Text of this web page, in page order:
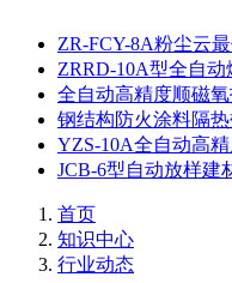
ZR-FCY-8A粉尘云
ZRRD-10A型全自动
全自动高精度顺磁
钢结构防火涂料隔
YZS-10A全自动高
JCB-6型自动放样建
首页
知识中心
行业动态